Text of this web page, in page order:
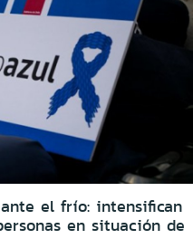
el frío: intensifican
en situación de